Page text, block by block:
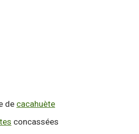
de cacahuète
concassées